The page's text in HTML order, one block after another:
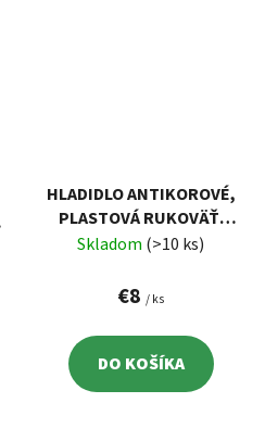
HLADIDLO ANTIKOROVÉ,
PLASTOVÁ RUKOVÄŤ,
480X130MM
Skladom (>10 ks)
€8 / ks
DO KOŠÍKA